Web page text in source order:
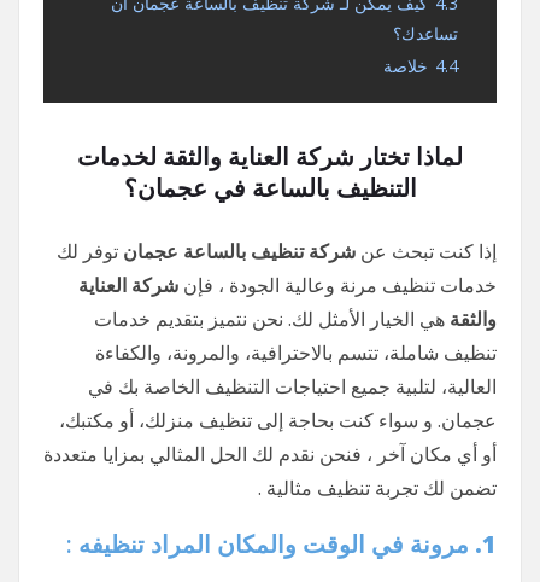
تساعدك؟
4.4 خلاصة
لماذا تختار شركة العناية والثقة لخدمات
التنظيف بالساعة في عجمان؟
إذا كنت تبحث عن شركة تنظيف بالساعة عجمان توفر لك
خدمات تنظيف مرنة وعالية الجودة ، فإن شركة العناية
والثقة هي الخيار الأمثل لك. نحن نتميز بتقديم خدمات
تنظيف شاملة، تتسم بالاحترافية، والمرونة، والكفاءة
العالية، لتلبية جميع احتياجات التنظيف الخاصة بك في
عجمان. و سواء كنت بحاجة إلى تنظيف منزلك، أو مكتبك،
أو أي مكان آخر ، فنحن نقدم لك الحل المثالي بمزايا متعددة
تضمن لك تجربة تنظيف مثالية .
1. مرونة في الوقت والمكان المراد تنظيفه :